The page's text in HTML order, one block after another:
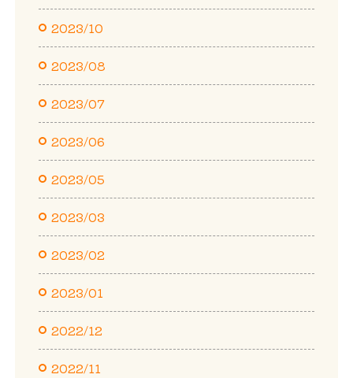
2023/10
2023/08
2023/07
2023/06
2023/05
2023/03
2023/02
2023/01
2022/12
2022/11